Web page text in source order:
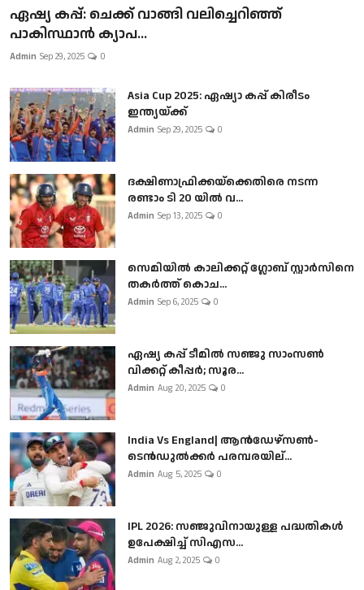
ഏഷ്യ കപ്പ്: ചെക്ക് വാങ്ങി വലിച്ചെറിഞ്ഞ്
പാകിസ്ഥാൻ ക്യാപ...
Admin Sep 29, 2025 0
Asia Cup 2025: ഏഷ്യാ കപ്പ് കിരീടം
ഇന്ത്യയ്ക്ക്
Admin Sep 29, 2025 0
ദക്ഷിണാഫ്രിക്കയ്‌ക്കെതിരെ നടന്ന
രണ്ടാം ടി 20 യിൽ വ...
Admin Sep 13, 2025 0
സെമിയിൽ കാലിക്കറ്റ് ഗ്ലോബ് സ്റ്റാർസിനെ
തകർത്ത് കൊച...
Admin Sep 6, 2025 0
ഏഷ്യ കപ്പ് ടീമിൽ സഞ്ജു സാംസൺ
വിക്കറ്റ് കീപ്പർ; സൂര...
Admin Aug 20, 2025 0
India Vs England| ആൻഡേഴ്സൺ-
ടെൻഡുല്‍ക്കർ പരമ്പരയില്...
Admin Aug 5, 2025 0
IPL 2026: സഞ്ജുവിനായുള്ള പദ്ധതികൾ
ഉപേക്ഷിച്ച് സിഎസ...
Admin Aug 2, 2025 0